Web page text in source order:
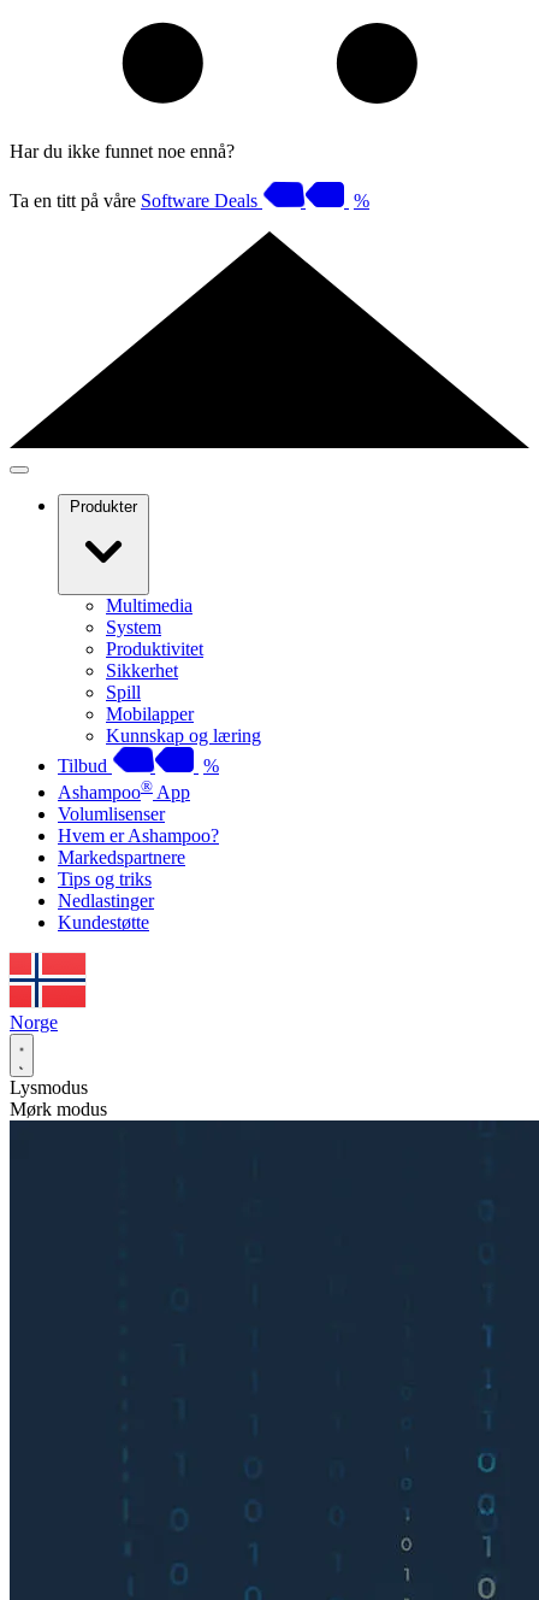
Har du ikke funnet noe ennå?
Ta en titt på våre Software Deals %
Produkter
Multimedia
System
Produktivitet
Sikkerhet
Spill
Mobilapper
Kunnskap og læring
Tilbud
%
Ashampoo® App
Volumlisenser
Hvem er Ashampoo?
Markedspartnere
Tips og triks
Nedlastinger
Kundestøtte
Norge
Lysmodus
Mørk modus